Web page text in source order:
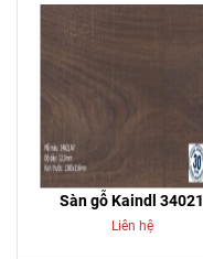
Sàn gỗ Kaindl 34021
Liên hệ